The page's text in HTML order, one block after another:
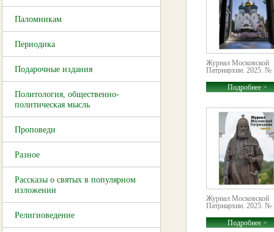
Паломникам
Периодика
Подарочные издания
Политология, общественно-
политическая мысль
Проповеди
Разное
Рассказы о святых в популярном
изложении
Религиоведение
Журнал Московской
Патриархии. 2025. №
Подробнее >
Журнал Московской
Патриархии. 2025. №
Подробнее >